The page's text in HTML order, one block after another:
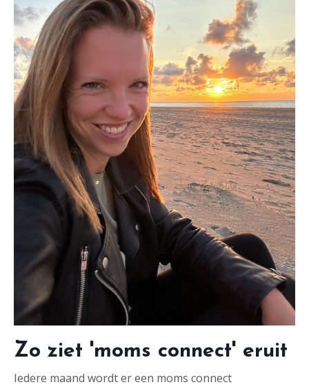
Zo ziet 'moms connect' eruit
Iedere maand wordt er een moms connect